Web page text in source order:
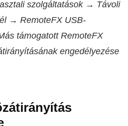
szolgáltatások → Távoli
→ RemoteFX USB-
támogatott RemoteFX
engedélyezése